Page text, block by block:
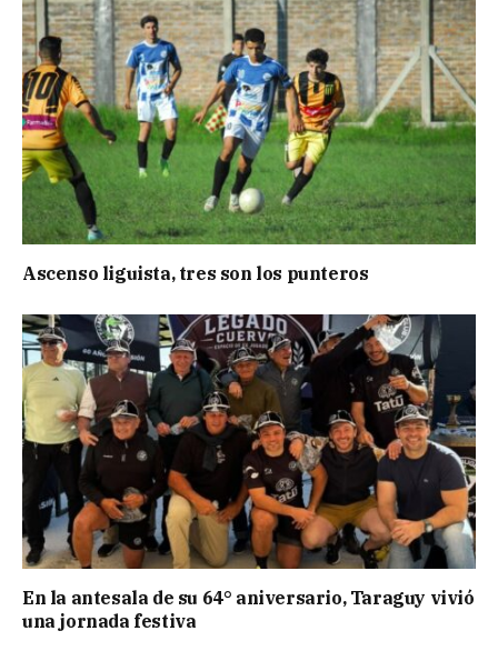
Ascenso liguista, tres son los punteros
En la antesala de su 64° aniversario, Taraguy vivió
una jornada festiva